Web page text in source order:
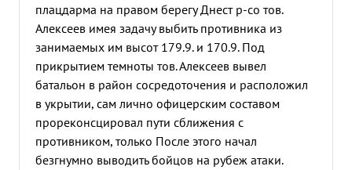
плацдарма на правом берегу Днест р-со тов.
Алексеев имея задачу выбить противника из
занимаемых им высот 179.9. и 170.9. Под
прикрытием темноты тов. Алексеев вывел
батальон в район сосредоточения и расположил
в укрытии, сам лично офицерским составом
прореконсцировал пути сближения с
противником, только После этого начал
безгнумно выводить бойцов на рубеж атаки.